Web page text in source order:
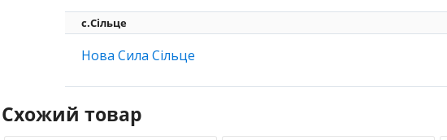
с.Сільце
Нова Сила Сільце
Схожий товар